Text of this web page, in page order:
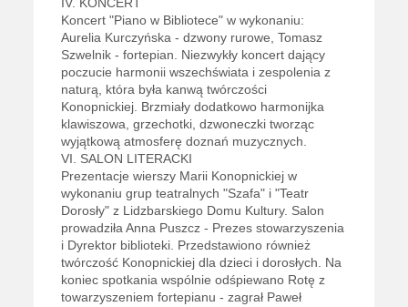
Koncert "Piano w Bibliotece" w wykonaniu:
Aurelia Kurczyńska - dzwony rurowe, Tomasz
Szwelnik - fortepian. Niezwykły koncert dający
poczucie harmonii wszechświata i zespolenia z
naturą, która była kanwą twórczości
Konopnickiej. Brzmiały dodatkowo harmonijka
klawiszowa, grzechotki, dzwoneczki tworząc
wyjątkową atmosferę doznań muzycznych.
VI. SALON LITERACKI
Prezentacje wierszy Marii Konopnickiej w
wykonaniu grup teatralnych "Szafa" i "Teatr
Dorosły" z Lidzbarskiego Domu Kultury. Salon
prowadziła Anna Puszcz - Prezes stowarzyszenia
i Dyrektor biblioteki. Przedstawiono również
twórczość Konopnickiej dla dzieci i dorosłych. Na
koniec spotkania wspólnie odśpiewano Rotę z
towarzyszeniem fortepianu - zagrał Paweł